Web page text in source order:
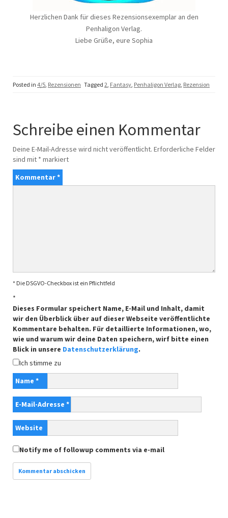
Herzlichen Dank für dieses Rezensionsexemplar an den
Penhaligon Verlag.
Liebe Grüße, eure Sophia
Posted in 4/5, Rezensionen Tagged 2, Fantasy, Penhaligon Verlag, Rezension
Schreibe einen Kommentar
Deine E-Mail-Adresse wird nicht veröffentlicht. Erforderliche Felder
sind mit * markiert
Kommentar*
* Die DSGVO-Checkbox ist ein Pflichtfeld
*
Dieses Formular speichert Name, E-Mail und Inhalt, damit
wir den Überblick über auf dieser Webseite veröffentlichte
Kommentare behalten. Für detaillierte Informationen, wo,
wie und warum wir deine Daten speichern, wirf bitte einen
Blick in unsere Datenschutzerklärung.
Ich stimme zu
Name *
E-Mail-Adresse *
Website
Notify me of followup comments via e-mail